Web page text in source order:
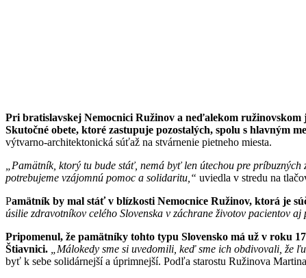
Pri bratislavskej Nemocnici Ružinov a neďalekom
Skutočné obete, ktoré zastupuje pozostalých, spolu s hlavným
výtvarno-architektonická súťaž na stvárnenie pietneho miesta.
„Pamätník, ktorý tu bude stáť, nemá byť len útechou pre
potrebujeme vzájomnú pomoc a solidaritu,“ uviedla v stredu na
Pamätník by mal stáť v blízkosti Nemocnice Ružinov, ktorá je
úsilie zdravotníkov celého Slovenska v záchrane životov pacientov
Pripomenul, že pamätníky tohto typu Slovensko má už v roku
Štiavnici.
„Málokedy sme si uvedomili, keď sme ich obdivovali, že
byť k sebe solidárnejší a úprimnejší. Podľa starostu Ružinova